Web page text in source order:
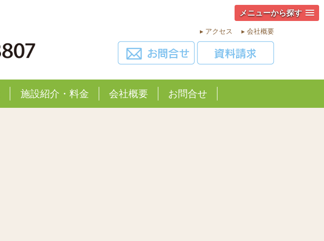
メニューから探す
▸ アクセス ▸ 会社概要
施設紹介・料金 会社概要 お問合せ